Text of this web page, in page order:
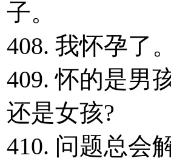
子。
408. 我怀孕了。
409. 怀的是男
还是女孩?
410. 问题总会